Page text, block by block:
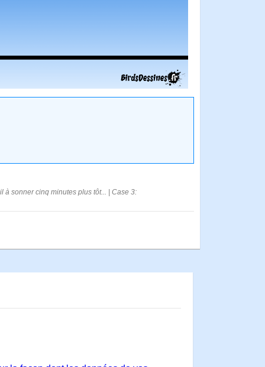
à sonner cinq minutes plus tôt... | Case 3: